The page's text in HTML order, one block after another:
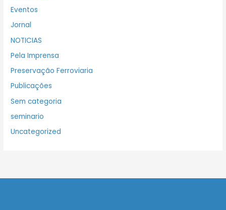
Eventos
Jornal
NOTICIAS
Pela Imprensa
Preservação Ferroviaria
Publicações
Sem categoria
seminario
Uncategorized